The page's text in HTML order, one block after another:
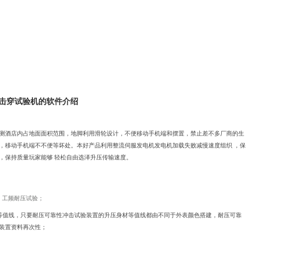
穿试验机的软件介绍
酒店内占地面面积范围，地脚利用滑轮设计，不便移动手机端和摆置，禁止差不多厂商的生
动手机端不不便等坏处。本好产品利用整流伺服发电机发电机加载失败减慢速度组织 ，保
持质量玩家能够 轻松自由选泽升压传输速度。
频耐压试验；
线，只要耐压可靠性冲击试验装置的升压身材等值线都由不同于外表颜色搭建，耐压可靠
置资料再次性；